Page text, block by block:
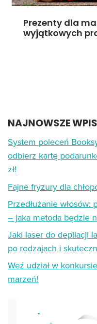
Prezenty dla
wyjątkowych
NAJNOWSZE
System poleceń
odbierz kartę
zł!
Fajne fryzury dla
Przedłużanie
– jaka metoda będzie
Jaki laser do depilacji
po rodzajach i
Weź udział w
marzeń!